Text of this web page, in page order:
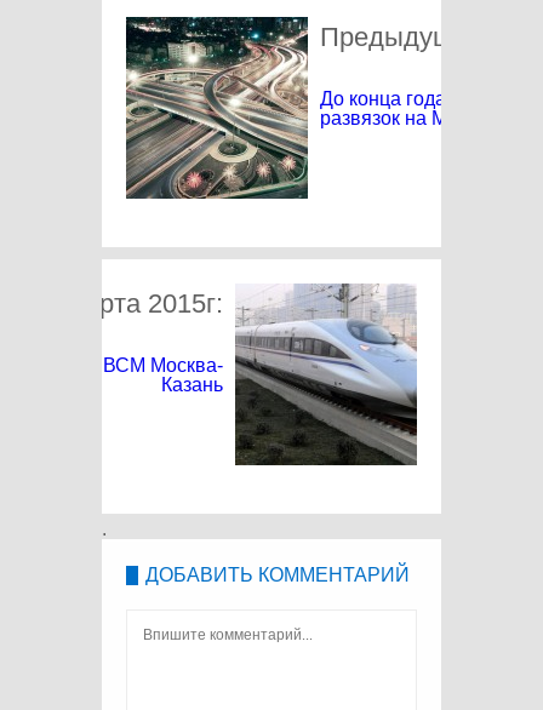
Предыдущая
До конца года
развязок на МКАД
31 марта 2015г:
рублей на ВСМ Москва-
Казань
.
ДОБАВИТЬ КОММЕНТАРИЙ